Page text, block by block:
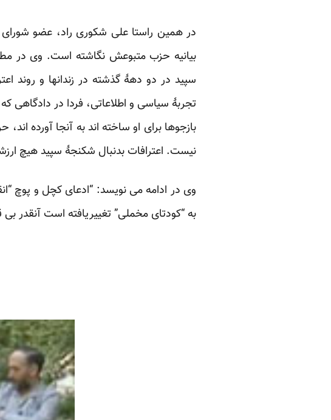
در همین راستا علی شکوری راد، عضو
بیانیه حزب متبوعش نگاشته است. وی در
سپید در دو دهۀ گذشته در زندانها و روند
تجربۀ سیاسی و اطلاعاتی، فردا در دادگاهی
بازجوها برای او ساخته اند به آنجا آورده
نیست. اعترافات بدنبال شکنجۀ سپید هیچ ارزشی
وی در ادامه می نویسد: “ادعای کچل و پوچ
به “کودتای مخملی” تغییریافته است آنقدر